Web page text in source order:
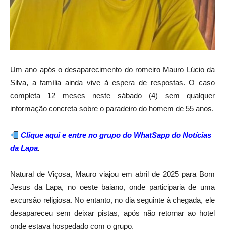
Um ano após o desaparecimento do romeiro Mauro Lúcio da
Silva, a família ainda vive à espera de respostas. O caso
completa 12 meses neste sábado (4) sem qualquer
informação concreta sobre o paradeiro do homem de 55 anos.
Clique aqui e entre no grupo do WhatSapp do Notícias
da Lapa.
Natural de Viçosa, Mauro viajou em abril de 2025 para Bom
Jesus da Lapa, no oeste baiano, onde participaria de uma
excursão religiosa. No entanto, no dia seguinte à chegada, ele
desapareceu sem deixar pistas, após não retornar ao hotel
onde estava hospedado com o grupo.